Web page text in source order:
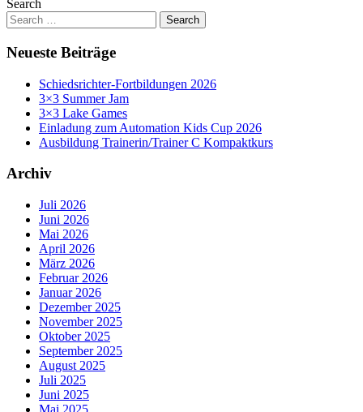
2025)
Search
Neueste Beiträge
Schiedsrichter-Fortbildungen 2026
3×3 Summer Jam
3×3 Lake Games
Einladung zum Automation Kids Cup 2026
Ausbildung Trainerin/Trainer C Kompaktkurs
Archiv
Juli 2026
Juni 2026
Mai 2026
April 2026
März 2026
Februar 2026
Januar 2026
Dezember 2025
November 2025
Oktober 2025
September 2025
August 2025
Juli 2025
Juni 2025
Mai 2025